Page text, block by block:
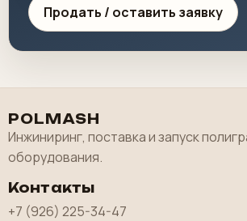
Продать / оставить заявку
POLMASH
Инжиниринг, поставка и запуск
оборудования.
Контакты
+7 (926) 225-34-47